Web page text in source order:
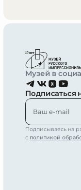
Музей в
Подписаться
Подписываясь на
с политикой